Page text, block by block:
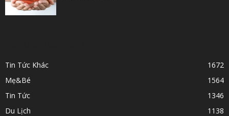
Tin Tức Khác
1672
Mẹ&Bé
1564
Tin Tức
1346
Du Lịch
1138